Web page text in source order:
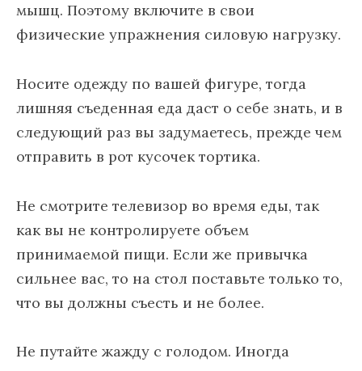
мышц. Поэтому включите в свои
физические упражнения силовую нагрузку.
Носите одежду по вашей фигуре, тогда
лишняя съеденная еда даст о себе знать, и в
следующий раз вы задумаетесь, прежде чем
отправить в рот кусочек тортика.
Не смотрите телевизор во время еды, так
как вы не контролируете объем
принимаемой пищи. Если же привычка
сильнее вас, то на стол поставьте только то,
что вы должны съесть и не более.
Не путайте жажду с голодом. Иногда